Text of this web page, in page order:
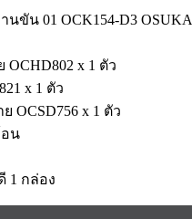
นขัน 01 OCK154-D3 OSUKA
x 1 ตัว
x 1 ตัว
OCSD756 x 1 ตัว
อน
1 กล่อง